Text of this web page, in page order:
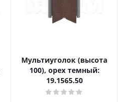
Мультиуголок (высота
100), орех темный:
19.1565.50